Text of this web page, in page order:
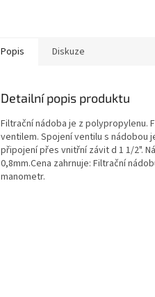
Popis Diskuze
Detailní popis produktu
Filtrační nádoba je z polypropylenu.
ventilem. Spojení ventilu s nádobou
připojení přes vnitřní závit d 1 1/2".
0,8mm.Cena zahrnuje: Filtrační
manometr.